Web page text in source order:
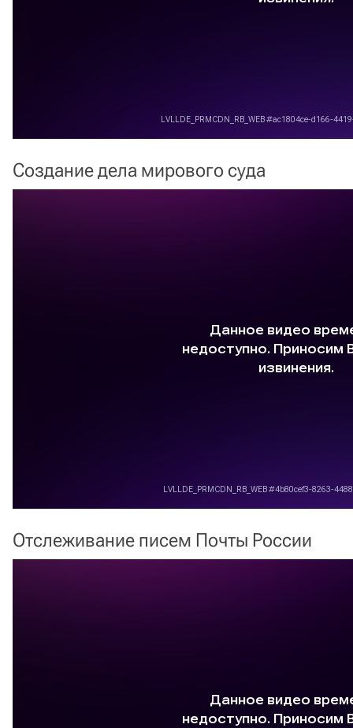
Создание дела мирового суда
Отслеживание писем Почты России